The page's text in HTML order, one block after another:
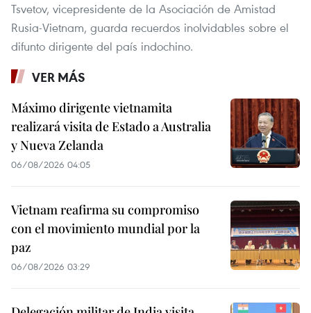
Tsvetov, vicepresidente de la Asociación de Amistad
Rusia-Vietnam, guarda recuerdos inolvidables sobre el
difunto dirigente del país indochino.
VER MÁS
Máximo dirigente vietnamita
realizará visita de Estado a Australia
y Nueva Zelanda
06/08/2026 04:05
Vietnam reafirma su compromiso
con el movimiento mundial por la
paz
06/08/2026 03:29